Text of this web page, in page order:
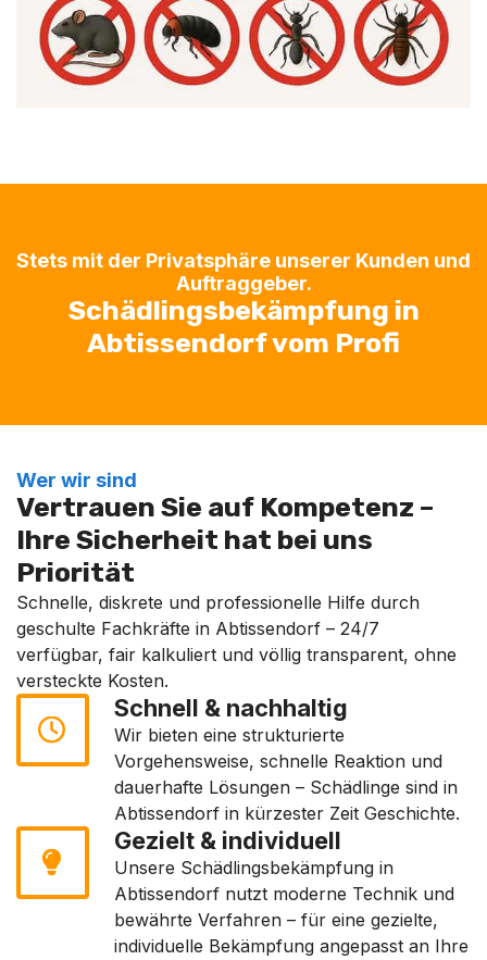
Stets mit der Privatsphäre unserer Kunden und
Auftraggeber.
Schädlingsbekämpfung in
Abtissendorf vom Profi
Wer wir sind
Vertrauen Sie auf Kompetenz –
Ihre Sicherheit hat bei uns
Priorität
Schnelle, diskrete und professionelle Hilfe durch
geschulte Fachkräfte in Abtissendorf – 24/7
verfügbar, fair kalkuliert und völlig transparent, ohne
versteckte Kosten.
Schnell & nachhaltig
Wir bieten eine strukturierte
Vorgehensweise, schnelle Reaktion und
dauerhafte Lösungen – Schädlinge sind in
Abtissendorf in kürzester Zeit Geschichte.
Gezielt & individuell
Unsere Schädlingsbekämpfung in
Abtissendorf nutzt moderne Technik und
bewährte Verfahren – für eine gezielte,
individuelle Bekämpfung angepasst an Ihre